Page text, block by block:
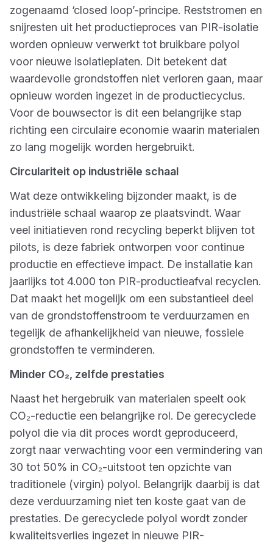
zogenaamd ‘closed loop’-principe. Reststromen en
snijresten uit het productieproces van PIR-isolatie
worden opnieuw verwerkt tot bruikbare polyol
voor nieuwe isolatieplaten. Dit betekent dat
waardevolle grondstoffen niet verloren gaan, maar
opnieuw worden ingezet in de productiecyclus.
Voor de bouwsector is dit een belangrijke stap
richting een circulaire economie waarin materialen
zo lang mogelijk worden hergebruikt.
Circulariteit op industriële schaal
Wat deze ontwikkeling bijzonder maakt, is de
industriële schaal waarop ze plaatsvindt. Waar
veel initiatieven rond recycling beperkt blijven tot
pilots, is deze fabriek ontworpen voor continue
productie en effectieve impact. De installatie kan
jaarlijks tot 4.000 ton PIR-productieafval recyclen.
Dat maakt het mogelijk om een substantieel deel
van de grondstoffenstroom te verduurzamen en
tegelijk de afhankelijkheid van nieuwe, fossiele
grondstoffen te verminderen.
Minder CO₂, zelfde prestaties
Naast het hergebruik van materialen speelt ook
CO₂-reductie een belangrijke rol. De gerecyclede
polyol die via dit proces wordt geproduceerd,
zorgt naar verwachting voor een vermindering van
30 tot 50% in CO₂-uitstoot ten opzichte van
traditionele (virgin) polyol. Belangrijk daarbij is dat
deze verduurzaming niet ten koste gaat van de
prestaties. De gerecyclede polyol wordt zonder
kwaliteitsverlies ingezet in nieuwe PIR-